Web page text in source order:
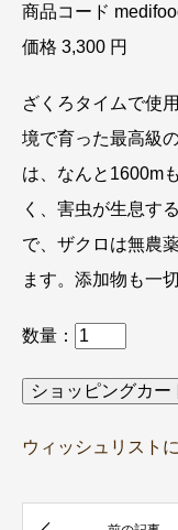
商品コード
価格 3,300 円
ざくろタイムで使
境で育った最高級
は、なんと1600m
く、害虫が生息す
で、ザクロは無農
ます。添加物も一
数量：
ウィッシュリスト